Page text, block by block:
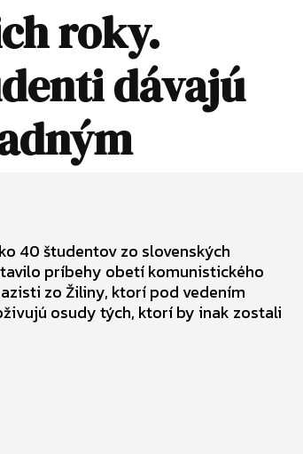
roky.
dávajú
40 študentov zo slovenských
príbehy obetí komunistického
zo Žiliny, ktorí pod vedením
osudy tých, ktorí by inak zostali